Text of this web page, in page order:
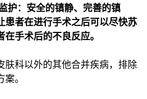
： 安全的镇静、完善的镇
患者在进行手术之后可以尽快苏
手术后的不良反应。
肤科以外的其他合并疾病，排除
。